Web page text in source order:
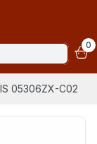
0
05306ZX-C02